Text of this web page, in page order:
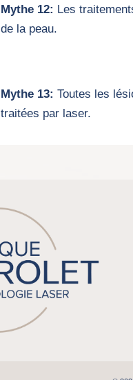
Mythe 12: Les
de la peau.
Mythe 13: Toutes les
traitées par laser.